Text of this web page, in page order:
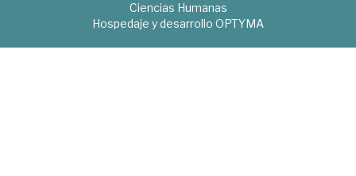
Ciencias Humanas
Hospedaje y desarrollo OPTYMA